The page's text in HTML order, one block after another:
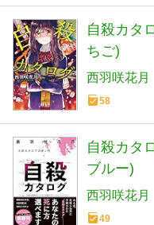
自殺カタ
ちご)
西羽咲花月
58
自殺カタ
ブルー)
西羽咲花月
49